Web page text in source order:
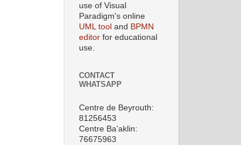
use of Visual
Paradigm's online
UML tool and BPMN
editor for educational
use.
CONTACT
WHATSAPP
Centre de Beyrouth:
81256453
Centre Ba’aklin:
76675963